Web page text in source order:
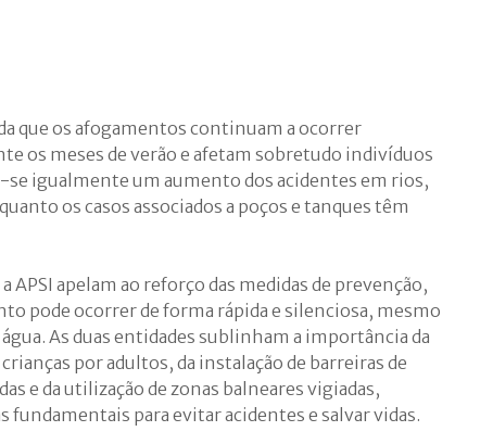
que os afogamentos continuam a ocorrer
os meses de verão e afetam sobretudo indivíduos
se igualmente um aumento dos acidentes em rios,
os casos associados a poços e tanques têm
a APSI apelam ao reforço das medidas de prevenção,
pode ocorrer de forma rápida e silenciosa, mesmo
As duas entidades sublinham a importância da
por adultos, da instalação de barreiras de
e da utilização de zonas balneares vigiadas,
fundamentais para evitar acidentes e salvar vidas.